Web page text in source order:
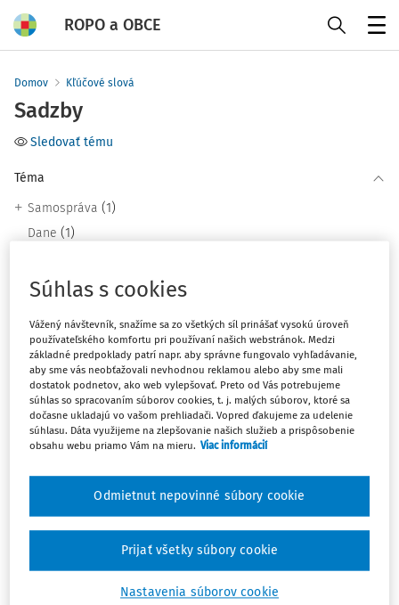
ROPO a OBCE
Domov Kľúčové slová
Sadzby
Sledovať tému
Téma
Samospráva (1)
Dane (1)
Počet vyhľadaných dokumentov:2
Zoradiť podľa:
Najnovšie Najstaršie
Zákonnosť všeobecne záväzného
nariadenia a sadzba dane z nehnuteľností
Článok analyzuje otázku zákonnosti všeobecne
záväzného nariadenia v kontexte určovania sadzby dane
z nehnuteľností obcou. Poukazuje na kľúčovú judikatúru a
Súhlas s cookies
Vážený návštevník, snažíme sa zo všetkých síl prinášať vysokú úroveň
používateľského komfortu pri používaní našich webstránok. Medzi
základné predpoklady patrí napr. aby správne fungovalo vyhľadávanie,
aby sme vás neobťažovali nevhodnou reklamou alebo aby sme mali
dostatok podnetov, ako web vylepšovať. Preto od Vás potrebujeme
súhlas so spracovaním súborov cookies, t. j. malých súborov, ktoré sa
dočasne ukladajú vo vašom prehliadači. Vopred ďakujeme za udelenie
súhlasu. Dáta využijeme na zlepšovanie našich služieb a prispôsobenie
obsahu webu priamo Vám na mieru. Viac informácií
Nastavenia súborov cookie
Odmietnut nepovinné súbory cookie
Prijať všetky súbory cookie